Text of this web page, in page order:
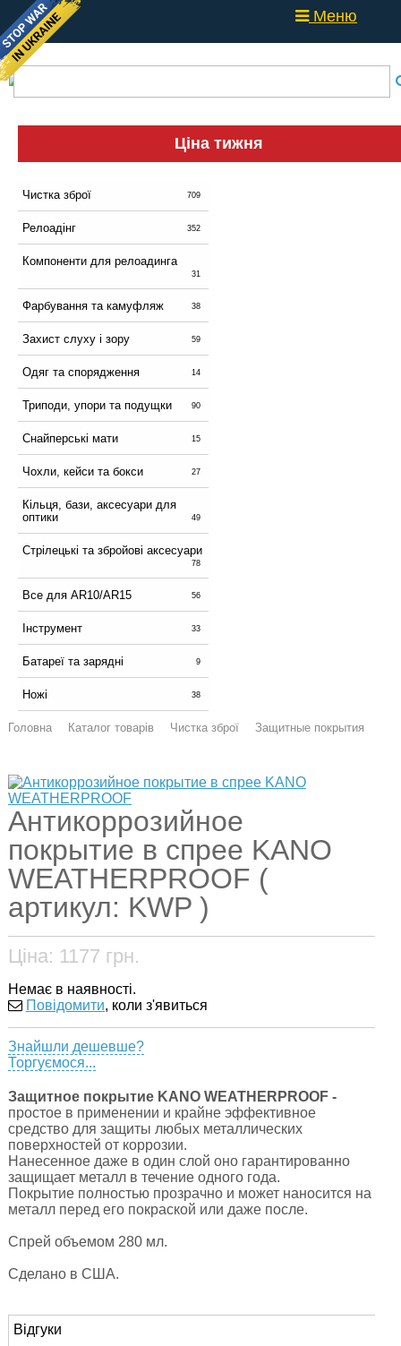
Меню
Ціна тижня
Чистка зброї 709
Релоадінг 352
Компоненти для релоадинга
31
Фарбування та камуфляж 38
Захист слуху і зору 59
Одяг та спорядження 14
Триподи, упори та подущки 90
Снайперські мати 15
Чохли, кейси та бокси 27
Кільця, бази, аксесуари для
оптики
49
Стрілецькі та збройові аксесуари
78
Все для AR10/AR15 56
Інструмент 33
Батареї та зарядні 9
Ножі 38
Головна Каталог товарів Чистка зброї Защитные покрытия
Антикоррозийное
покрытие в спрее KANO
WEATHERPROOF (
артикул: KWP )
Ціна: 1177 грн.
Немає в наявності.
Повідомити, коли з'явиться
Знайшли дешевше?
Торгуємося...
Защитное покрытие KANO WEATHERPROOF -
простое в применении и крайне эффективное
средство для защиты любых металлических
поверхностей от коррозии.
Нанесенное даже в один слой оно гарантированно
защищает металл в течение одного года.
Покрытие полностью прозрачно и может наносится на
металл перед его покраской или даже после.
Спрей объемом 280 мл.
Сделано в США.
Відгуки